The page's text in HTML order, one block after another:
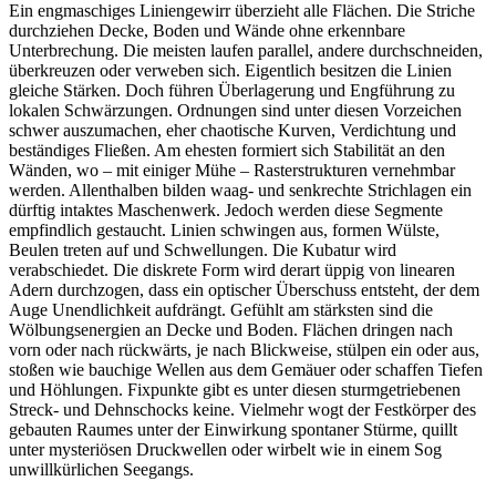
Ein engmaschiges Liniengewirr überzieht alle Flächen. Die Striche
durchziehen Decke, Boden und Wände ohne erkennbare
Unterbrechung. Die meisten laufen parallel, andere durchschneiden,
überkreuzen oder verweben sich. Eigentlich besitzen die Linien
gleiche Stärken. Doch führen Überlagerung und Engführung zu
lokalen Schwärzungen. Ordnungen sind unter diesen Vorzeichen
schwer auszumachen, eher chaotische Kurven, Verdichtung und
beständiges Fließen. Am ehesten formiert sich Stabilität an den
Wänden, wo – mit einiger Mühe – Rasterstrukturen vernehmbar
werden. Allenthalben bilden waag- und senkrechte Strichlagen ein
dürftig intaktes Maschenwerk. Jedoch werden diese Segmente
empfindlich gestaucht. Linien schwingen aus, formen Wülste,
Beulen treten auf und Schwellungen. Die Kubatur wird
verabschiedet. Die diskrete Form wird derart üppig von linearen
Adern durchzogen, dass ein optischer Überschuss entsteht, der dem
Auge Unendlichkeit aufdrängt. Gefühlt am stärksten sind die
Wölbungsenergien an Decke und Boden. Flächen dringen nach
vorn oder nach rückwärts, je nach Blickweise, stülpen ein oder aus,
stoßen wie bauchige Wellen aus dem Gemäuer oder schaffen Tiefen
und Höhlungen. Fixpunkte gibt es unter diesen sturmgetriebenen
Streck- und Dehnschocks keine. Vielmehr wogt der Festkörper des
gebauten Raumes unter der Einwirkung spontaner Stürme, quillt
unter mysteriösen Druckwellen oder wirbelt wie in einem Sog
unwillkürlichen Seegangs.